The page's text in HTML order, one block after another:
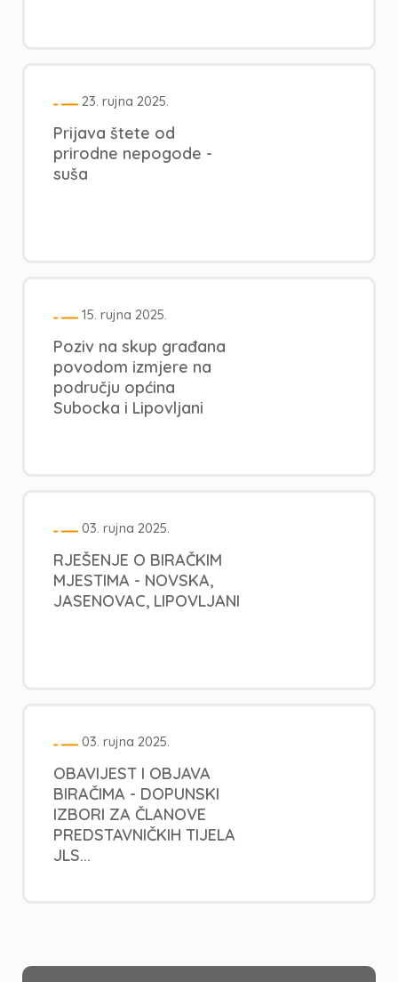
23. rujna 2025.
Prijava štete od
prirodne nepogode -
suša
15. rujna 2025.
Poziv na skup građana
povodom izmjere na
području općina
Subocka i Lipovljani
03. rujna 2025.
RJEŠENJE O BIRAČKIM
MJESTIMA - NOVSKA,
JASENOVAC, LIPOVLJANI
03. rujna 2025.
OBAVIJEST I OBJAVA
BIRAČIMA - DOPUNSKI
IZBORI ZA ČLANOVE
PREDSTAVNIČKIH TIJELA
JLS...